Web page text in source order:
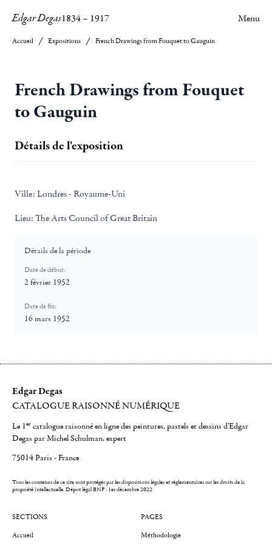
Edgar Degas1834– 1917 Menu
Accueil Expositions French Drawings from Fouquet to Gauguin
French Drawings from Fouquet
to Gauguin
Détails de l'exposition
Ville: Londres - Royaume-Uni
Lieu: The Arts Council of Great Britain
Détails de la période
Date de début:
2 février 1952
Date de fin:
16 mars 1952
Edgar Degas
CATALOGUE RAISONNÉ NUMÉRIQUE
Le 1er catalogue raisonné en ligne des peintures, pastels et dessins d'Edgar
Degas par Michel Schulman, expert
75014 Paris - France
Tous les contenus de ce site sont protégés par les dispositions légales et réglementaires sur les droits de la
propriété intellectuelle.Dépot légal BNF : 1er décembre 2022
SECTIONS
Accueil
PAGES
Méthodologie